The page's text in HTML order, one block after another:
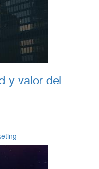
y valor del